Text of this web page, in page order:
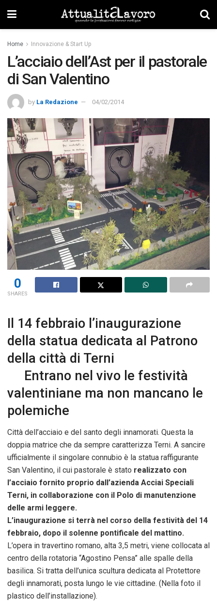
Home Innovazione & Start Up
L’acciaio dell’Ast per il pastorale
di San Valentino
by La Redazione 04/02/2014
0
SHARES
Il 14 febbraio l’inaugurazione
della statua dedicata al Patrono
della città di Terni
Entrano nel vivo le festività
valentiniane ma non mancano le
polemiche
Città dell’acciaio e del santo degli innamorati. Questa la
doppia matrice che da sempre caratterizza Terni. A sancire
ufficialmente il singolare connubio è la statua raffigurante
San Valentino, il cui pastorale è stato realizzato con
l’acciaio fornito proprio dall’azienda Acciai Speciali
Terni, in collaborazione con il Polo di manutenzione
delle armi leggere.
L’inaugurazione si terrà nel corso della festività del 14
febbraio, dopo il solenne pontificale del mattino.
L’opera in travertino romano, alta 3,5 metri, viene collocata al
centro della rotatoria “Agostino Pensa” alle spalle della
basilica. Si tratta dell’unica scultura dedicata al Protettore
degli innamorati, posta lungo le vie cittadine. (Nella foto il
plastico dell’installazione).